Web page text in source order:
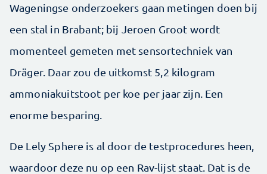
Wageningse onder­zoekers gaan metingen doen bij
een stal in Brabant; bij Jeroen Groot wordt
momenteel gemeten met sensor­techniek van
Dräger. Daar zou de uitkomst 5,2 kilogram
ammoniakuitstoot per koe per jaar zijn. Een
enorme besparing.
De Lely Sphere is al door de testprocedures heen,
waardoor deze nu op een Rav-lijst staat. Dat is de